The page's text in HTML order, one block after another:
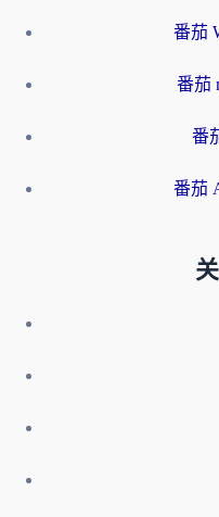
番茄
番茄
番
番茄